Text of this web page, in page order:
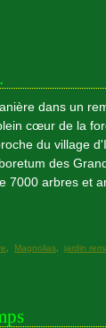
dans un
cœur de la
du village
des
7000 arbres et
Magnolias jardin